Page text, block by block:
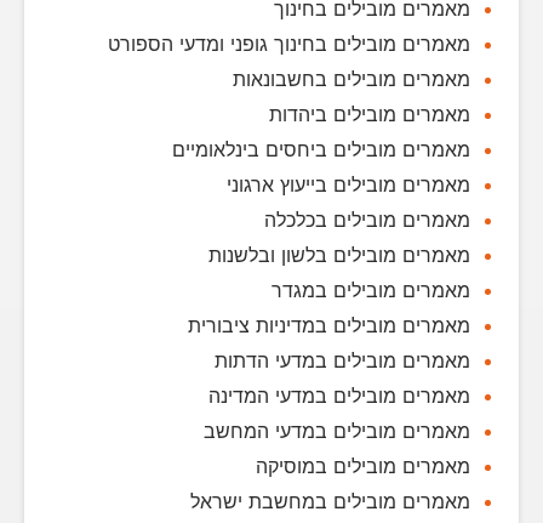
מאמרים מובילים בחינוך
מאמרים מובילים בחינוך גופני ומדעי הספורט
מאמרים מובילים בחשבונאות
מאמרים מובילים ביהדות
מאמרים מובילים ביחסים בינלאומיים
מאמרים מובילים בייעוץ ארגוני
מאמרים מובילים בכלכלה
מאמרים מובילים בלשון ובלשנות
מאמרים מובילים במגדר
מאמרים מובילים במדיניות ציבורית
מאמרים מובילים במדעי הדתות
מאמרים מובילים במדעי המדינה
מאמרים מובילים במדעי המחשב
מאמרים מובילים במוסיקה
מאמרים מובילים במחשבת ישראל